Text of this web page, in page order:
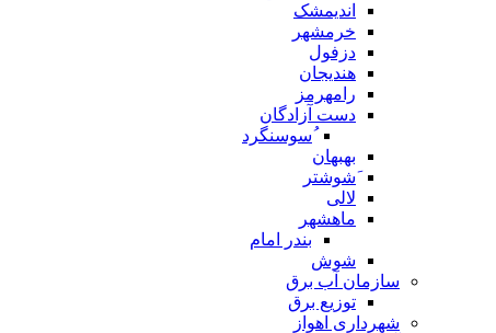
اندیمشک
خرمشهر
دزفول
هندیجان
رامهرمز
دست آزادگان
ُسوسنگرد
بهبهان
َشوشتر
لالی
ماهشهر
بندر امام
شوش
سازمان آب برق
توزیع برق
شهرداری اهواز